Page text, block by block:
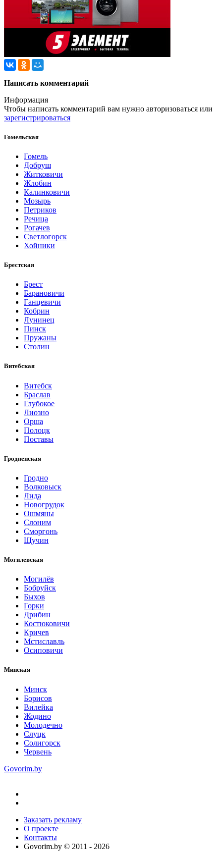
Написать комментарий
Информация
Чтобы написать комментарий вам нужно авторизоваться или
зарегистрироваться
Гомельская
Гомель
Добруш
Житковичи
Жлобин
Калинковичи
Мозырь
Петриков
Речица
Рогачев
Светлогорск
Хойники
Брестская
Брест
Барановичи
Ганцевичи
Кобрин
Лунинец
Пинск
Пружаны
Столин
Витебская
Витебск
Браслав
Глубокое
Лиозно
Орша
Полоцк
Поставы
Гродненская
Гродно
Волковыск
Лида
Новогрудок
Ошмяны
Слоним
Сморгонь
Щучин
Могилевская
Могилёв
Бобруйск
Быхов
Горки
Дрибин
Костюковичи
Кричев
Мстиславль
Осиповичи
Минская
Минск
Борисов
Вилейка
Жодино
Молодечно
Слуцк
Солигорск
Червень
Govorim.by
Заказать рекламу
О проекте
Контакты
Govorim.by © 2011 - 2026